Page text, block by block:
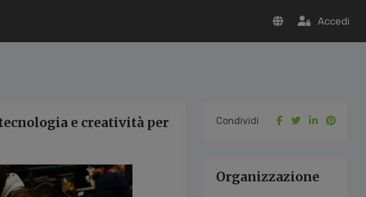
Accedi
e creatività per
Condividi
Organizzazione